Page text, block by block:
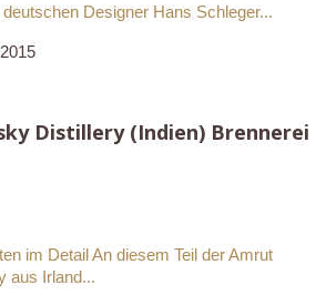
Designer Hans Schleger...
Distillery (Indien) Brennerei
im Detail An diesem Teil der Amrut
aus Irland...